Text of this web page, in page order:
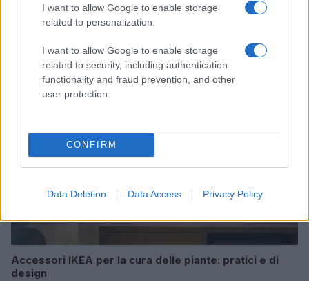
I want to allow Google to enable storage
related to personalization.
I want to allow Google to enable storage
related to security, including authentication
functionality and fraud prevention, and other
user protection.
CONFIRM
Data Deletion Data Access Privacy Policy
Mostre a Parigi estate 2026: cosa vedere nei musei e
spazi espositivi
LIFESTYLE
Accessori IKEA per la cura delle piante: pratici e di
design